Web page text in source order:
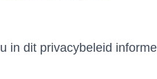
in dit privacybeleid